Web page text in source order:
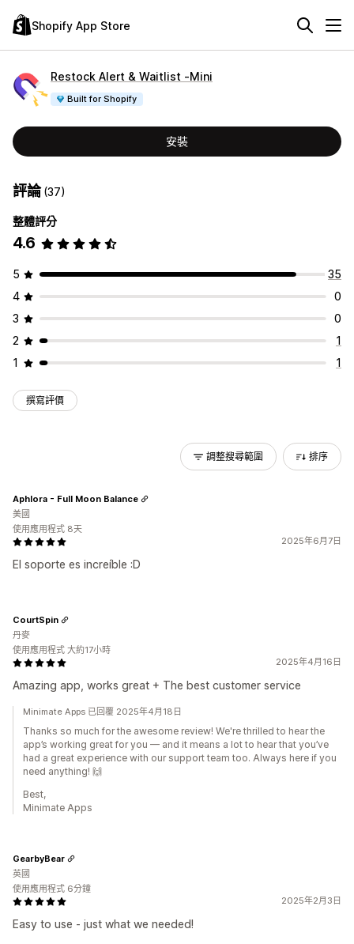
Shopify App Store
Restock Alert & Waitlist ‑Mini
Built for Shopify
安裝
評論(37)
整體評分
4.6
5
35
4
0
3
0
2
1
1
1
撰寫評價
調整搜尋範圍 排序
2025年6月7日
El soporte es increíble :D
Aphlora - Full Moon Balance
美國
使用應用程式 8天
2025年4月16日
Amazing app, works great + The best customer service
CourtSpin
丹麥
使用應用程式 大約17小時
Minimate Apps 已回覆 2025年4月18日
Thanks so much for the awesome review! We're thrilled to hear the
app’s working great for you — and it means a lot to hear that you’ve
had a great experience with our support team too. Always here if you
need anything! 🙌
Best,
Minimate Apps
2025年2月3日
Easy to use - just what we needed!
GearbyBear
英國
使用應用程式 6分鐘